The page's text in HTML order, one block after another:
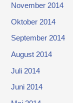
November 2014
Oktober 2014
September 2014
August 2014
Juli 2014
Juni 2014